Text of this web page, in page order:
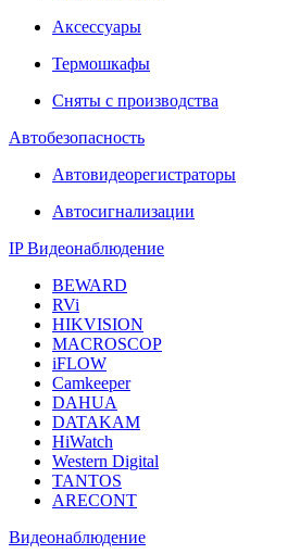
Аксессуары
Термошкафы
Сняты с производства
Автобезопасность
Автовидеорегистраторы
Автосигнализации
IP Видеонаблюдение
BEWARD
RVi
HIKVISION
MACROSCOP
iFLOW
Camkeeper
DAHUA
DATAKAM
HiWatch
Western Digital
TANTOS
ARECONT
Видеонаблюдение